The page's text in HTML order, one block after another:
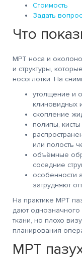
за
Марии и
Салоникиди
лаборанта
весь
за
Смог
себя
Стоимость
Задать
Что
МРТ носа и
и структуры,
носоглотки. На
утолщение и
клиновидных
скопление
полипы,
или полость
объёмные
соседние
особенности
затрудняют
На практике МРТ
дают
ткани, но плохо
планирования
МРТ